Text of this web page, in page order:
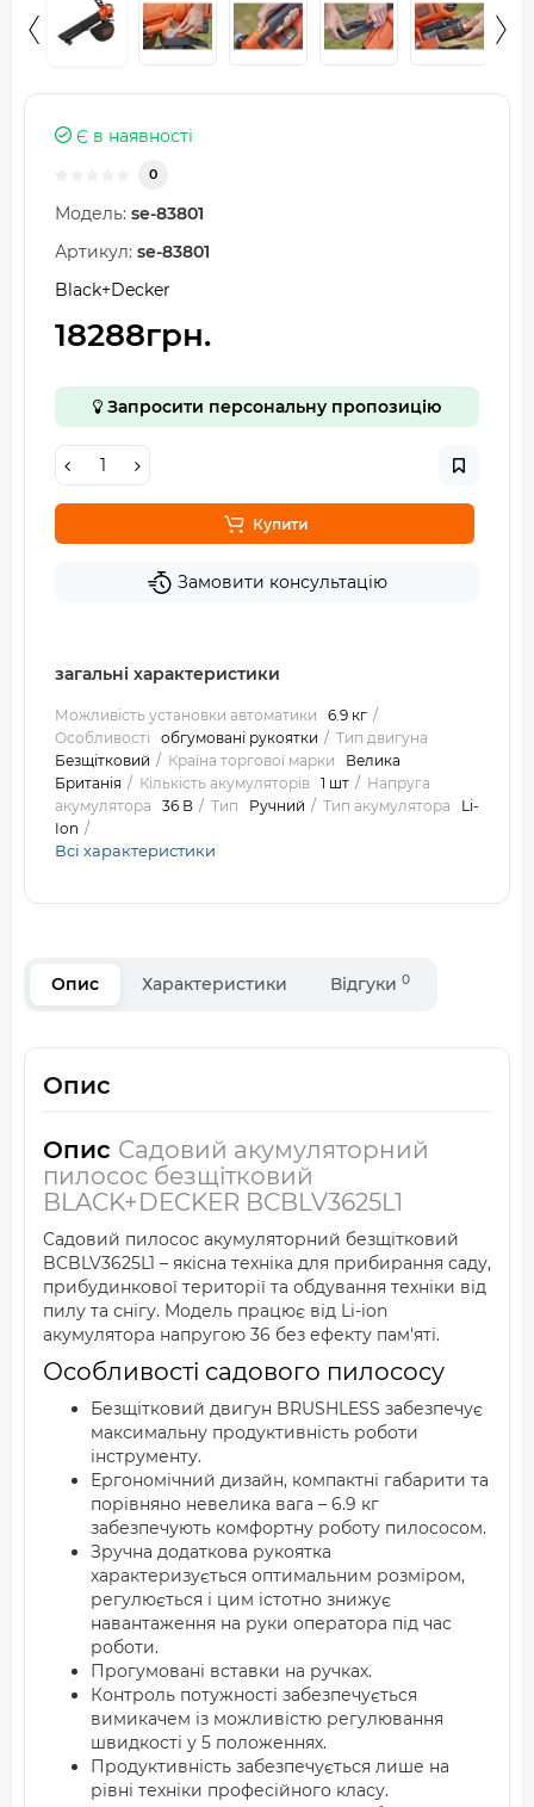
Є в наявності
0
Модель: se-83801
Артикул: se-83801
Black+Decker
18288грн.
Запросити персональну пропозицію
Купити
Замовити консультацію
загальні характеристики
Можливість установки автоматики
6.9 кг
Особливості
обгумовані рукоятки
Тип двигуна
Безщітковий
Країна торгової марки
Велика
Британія
Кількість акумуляторів 1 шт
Напруга
акумулятора
36 В Тип Ручний Тип акумулятора
Li-
Ion
Всі характеристики
Опис Характеристики Відгуки 0
Опис
Опис Садовий акумуляторний
пилосос безщітковий
BLACK+DECKER BCBLV3625L1
Садовий пилосос акумуляторний безщітковий
BCBLV3625L1 – якісна техніка для прибирання саду,
прибудинкової території та обдування техніки від
пилу та снігу. Модель працює від Li-ion
акумулятора напругою 36 без ефекту пам'яті.
Особливості садового пилососу
Безщітковий двигун BRUSHLESS забезпечує
максимальну продуктивність роботи
інструменту.
Ергономічний дизайн, компактні габарити та
порівняно невелика вага – 6.9 кг
забезпечують комфортну роботу пилососом.
Зручна додаткова рукоятка
характеризується оптимальним розміром,
регулюється і цим істотно знижує
навантаження на руки оператора під час
роботи.
Прогумовані вставки на ручках.
Контроль потужності забезпечується
вимикачем із можливістю регулювання
швидкості у 5 положеннях.
Продуктивність забезпечується лише на
рівні техніки професійного класу.